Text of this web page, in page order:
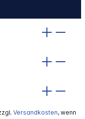
Versandkosten, wenn